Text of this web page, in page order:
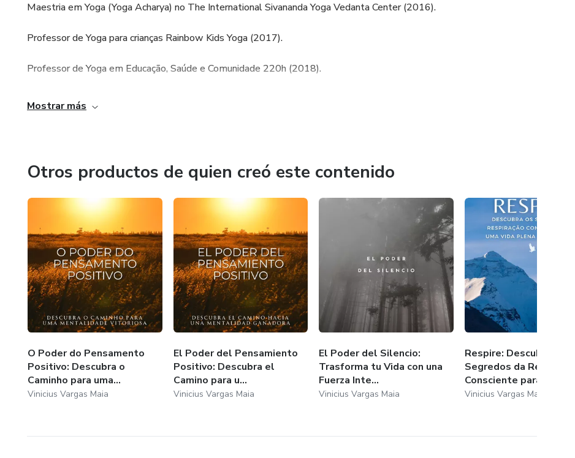
Maestria em Yoga (Yoga Acharya) no The International Sivananda Yoga Vedanta Center (2016).
Professor de Yoga para crianças Rainbow Kids Yoga (2017).
Professor de Yoga em Educação, Saúde e Comunidade 220h (2018).
Instrutor de Sport Yoga Vinyasa 80h (2019).
Tenho mais de 10 anos de estudos, prática pessoal e experiência divulgando os ensinamentos do Yoga clássico com
aulas e cursos em centros de yoga, retiros, clubes e academias de Yoga no Brasil, Uruguai e Argentina.
Mostrar más
Otros productos de quien creó este contenido
O Poder do Pensamento
Positivo: Descubra o
Caminho para uma...
Vinicius Vargas Maia
El Poder del Pensamiento
Positivo: Descubra el
Camino para u...
Vinicius Vargas Maia
El Poder del Silencio:
Trasforma tu Vida con una
Fuerza Inte...
Vinicius Vargas Maia
Respire: Descubra os
Segredos da Respiração
Consciente para...
Vinicius Vargas Maia